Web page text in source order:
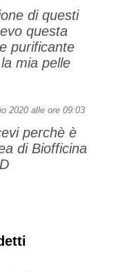
di questi
questa
purificante
mia pelle
2020 alle ore 09:03
perchè è
di Biofficina